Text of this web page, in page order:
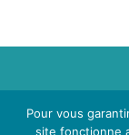
Propriété de
Mentions
Pour vous
site fonctionne